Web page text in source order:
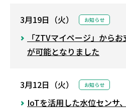
3月19日（火） お知らせ
「ZTVマイページ」から
が可能となりました
3月12日（火） お知らせ
IoTを活用した水位センサ